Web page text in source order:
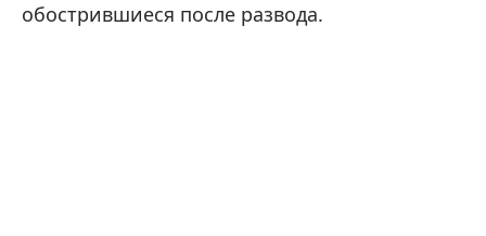
обострившиеся после развода.